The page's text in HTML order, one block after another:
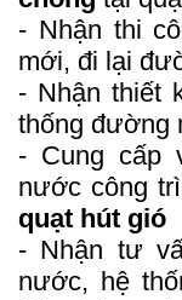
- Nhận thi
mới, đi lại
- Nhận thiết
thống đường
- Cung cấp
nước công
quạt hút gió
- Nhận tư
nước, hệ